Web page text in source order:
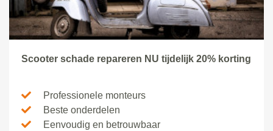
Scooter schade repareren NU tijdelijk 20% korting
Professionele monteurs
Beste onderdelen
Eenvoudig en betrouwbaar